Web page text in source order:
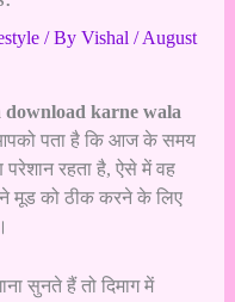
/ By Vishal /August
download karne wala
पता है कि आज के समय
रहता है, ऐसे में वह
मूड को ठीक करने के लिए
सुनते हैं तो दिमाग में